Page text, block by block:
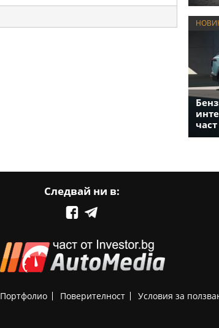
част
Следвай ни в:
Портфолио Поверителност Условия за